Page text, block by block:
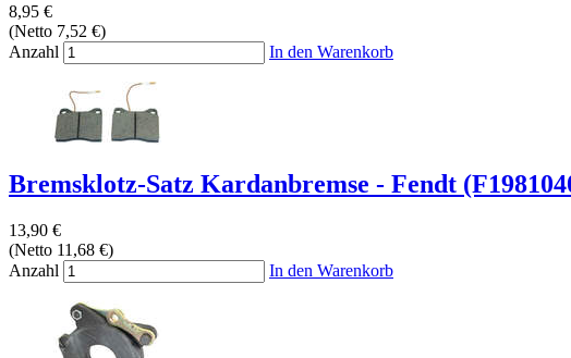
8,95 €
(Netto 7,52 €)
Anzahl
In den Warenkorb
Bremsklotz-Satz Kardanbremse - Fendt
13,90 €
(Netto 11,68 €)
Anzahl
In den Warenkorb